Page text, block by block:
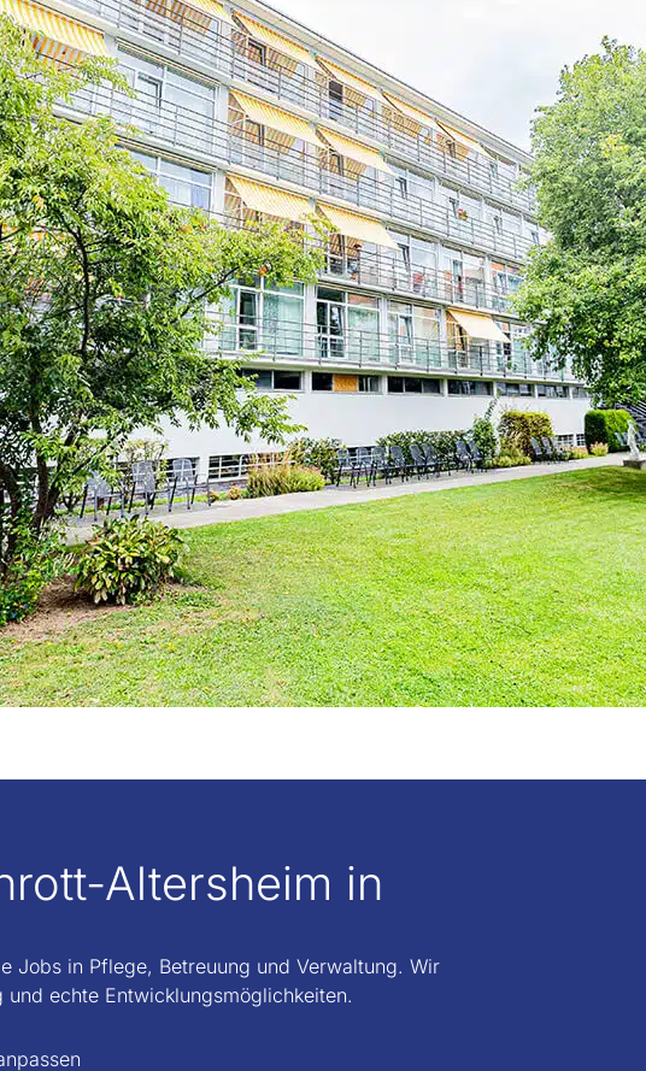
Altersheim in
Jobs in Pflege, Betreuung und Verwaltung. Wir
echte Entwicklungsmöglichkeiten.